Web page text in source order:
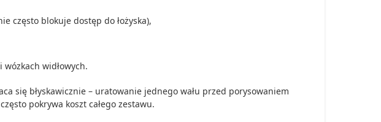
często blokuje dostęp do łożyska),
widłowych.
się błyskawicznie – uratowanie jednego wału przed porysowaniem
pokrywa koszt całego zestawu.